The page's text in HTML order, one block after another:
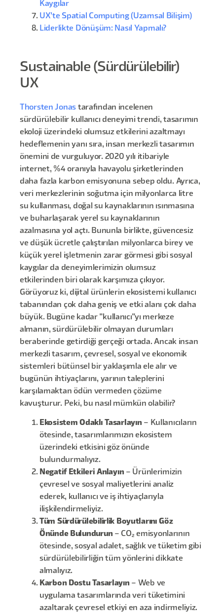
Kaygılar
UX’te Spatial Computing (Uzamsal Bilişim)
Liderlikte Dönüşüm: Nasıl Yapmalı?
Sustainable (Sürdürülebilir)
UX
Thorsten Jonas tarafından incelenen
sürdürülebilir kullanıcı deneyimi trendi, tasarımın
ekoloji üzerindeki olumsuz etkilerini azaltmayı
hedeflemenin yanı sıra, insan merkezli tasarımın
önemini de vurguluyor. 2020 yılı itibariyle
internet, %4 oranıyla havayolu şirketlerinden
daha fazla karbon emisyonuna sebep oldu. Ayrıca,
veri merkezlerinin soğutma için milyonlarca litre
su kullanması, doğal su kaynaklarının ısınmasına
ve buharlaşarak yerel su kaynaklarının
azalmasına yol açtı. Bununla birlikte, güvencesiz
ve düşük ücretle çalıştırılan milyonlarca birey ve
küçük yerel işletmenin zarar görmesi gibi sosyal
kaygılar da deneyimlerimizin olumsuz
etkilerinden biri olarak karşımıza çıkıyor.
Görüyoruz ki, dijital ürünlerin ekosistemi kullanıcı
tabanından çok daha geniş ve etki alanı çok daha
büyük. Bugüne kadar "kullanıcı"yı merkeze
almanın, sürdürülebilir olmayan durumları
beraberinde getirdiği gerçeği ortada. Ancak insan
merkezli tasarım, çevresel, sosyal ve ekonomik
sistemleri bütünsel bir yaklaşımla ele alır ve
bugünün ihtiyaçlarını, yarının taleplerini
karşılamaktan ödün vermeden çözüme
kavuşturur. Peki, bu nasıl mümkün olabilir?
Ekosistem Odaklı Tasarlayın – Kullanıcıların
ötesinde, tasarımlarımızın ekosistem
üzerindeki etkisini göz önünde
bulundurmalıyız.
Negatif Etkileri Anlayın – Ürünlerimizin
çevresel ve sosyal maliyetlerini analiz
ederek, kullanıcı ve iş ihtiyaçlarıyla
ilişkilendirmeliyiz.
Tüm Sürdürülebilirlik Boyutlarını Göz
Önünde Bulundurun – CO₂ emisyonlarının
ötesinde, sosyal adalet, sağlık ve tüketim gibi
sürdürülebilirliğin tüm yönlerini dikkate
almalıyız.
Karbon Dostu Tasarlayın – Web ve
uygulama tasarımlarında veri tüketimini
azaltarak çevresel etkiyi en aza indirmeliyiz.